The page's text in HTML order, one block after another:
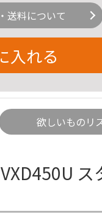
送料について
入れる
欲しいものリ
ス